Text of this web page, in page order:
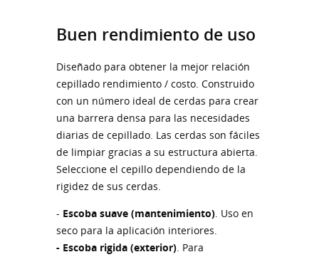
Buen rendimiento de uso
Diseñado para obtener la mejor relación
cepillado rendimiento / costo. Construido
con un número ideal de cerdas para crear
una barrera densa para las necesidades
diarias de cepillado. Las cerdas son fáciles
de limpiar gracias a su estructura abierta.
Seleccione el cepillo dependiendo de la
rigidez de sus cerdas.
- Escoba suave (mantenimiento). Uso en
seco para la aplicación interiores.
- Escoba rigida (exterior). Para